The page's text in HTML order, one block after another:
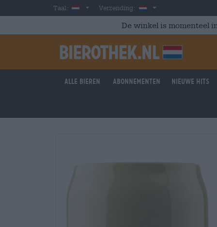
Skip to main content
Taal: DutchVerzending: Nederland
De winkel is momenteel
Alle bieren Abonnementen Nieuwe hits